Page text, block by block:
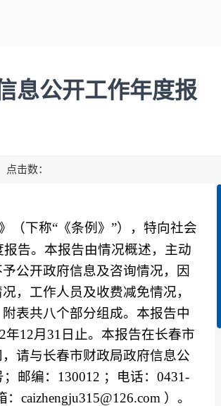
息公开工作年度报
击数：
（下称“《条例》”），特向社会
告。本报告由情况概述，主动
公开政府信息及咨询情况，因
，工作人员及收费减免情况，
表共八个部分组成。本报告中
年12月 31 日 止。本报告在长春市
请与长春市财政局政府信息公
；邮编： 130012 ；电话： 0431-
caizhengju315@126.com ）。